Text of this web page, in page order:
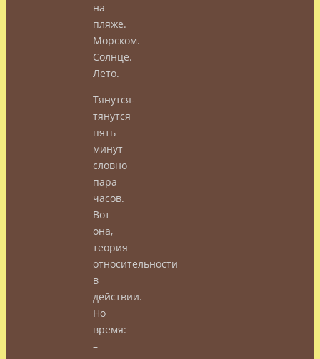
на
пляже.
Морском.
Солнце.
Лето.
Тянутся-
тянутся
пять
минут
словно
пара
часов.
Вот
она,
теория
относительности
в
действии.
Но
время:
–